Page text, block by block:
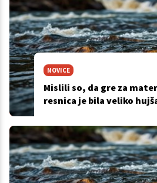
NOVICE
Mislili so, da gre za
resnica je bila veliko